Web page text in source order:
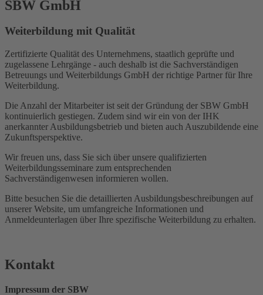
SBW GmbH
Weiterbildung mit Qualität
Zertifizierte Qualität des Unternehmens, staatlich geprüfte und
zugelassene Lehrgänge - auch deshalb ist die Sachverständigen
Betreuungs und Weiterbildungs GmbH der richtige Partner für Ihre
Weiterbildung.
Die Anzahl der Mitarbeiter ist seit der Gründung der SBW GmbH
kontinuierlich gestiegen. Zudem sind wir ein von der IHK
anerkannter Ausbildungsbetrieb und bieten auch Auszubildende eine
Zukunftsperspektive.
Wir freuen uns, dass Sie sich über unsere qualifizierten
Weiterbildungsseminare zum entsprechenden
Sachverständigenwesen informieren wollen.
Bitte besuchen Sie die detaillierten Ausbildungsbeschreibungen auf
unserer Website, um umfangreiche Informationen und
Anmeldeunterlagen über Ihre spezifische Weiterbildung zu erhalten.
Kontakt
Impressum der SBW